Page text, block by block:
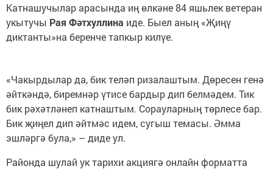
Катнашучылар арасында иң өлкәне 84 яшьлек ветеран
укытучы Рая Фәтхуллина иде. Быел аның «Җиңү
диктанты»на беренче тапкыр килүе.
«Чакырдылар да, бик теләп ризалаштым. Дөресен генә
әйткәндә, биремнәр үтисе бардыр дип белмәдем. Тик
бик рәхәтләнеп катнаштым. Сорауларның төрлесе бар.
Бик җиңел дип әйтмәс идем, сугыш темасы. Әмма
эшләргә була,» – диде ул.
Районда шулай ук тарихи акциягә онлайн форматта